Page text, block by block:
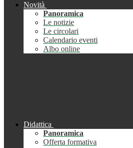
Novità
Panoramica
Le notizie
Le circolari
Calendario eventi
Albo online
Didattica
Panoramica
Offerta formativa